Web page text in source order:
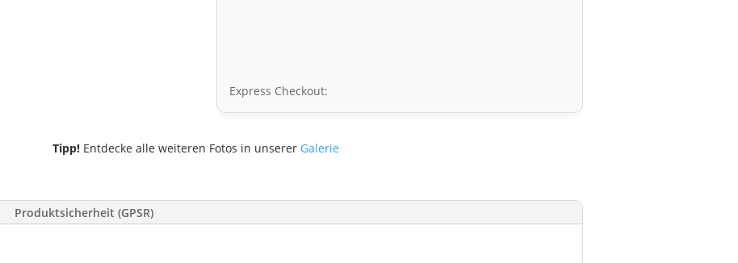
Express Checkout:
Tipp!Entdecke alle weiteren Fotos in unserer Galerie
Produktsicherheit (GPSR)